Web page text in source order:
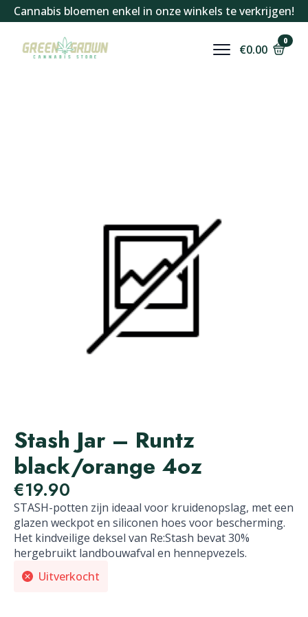
Cannabis bloemen enkel in onze winkels te verkrijgen!
€0.00
0
Stash Jar – Runtz
black/orange 4oz
€19.90
STASH-potten zijn ideaal voor kruidenopslag, met een
glazen weckpot en siliconen hoes voor bescherming.
Het kindveilige deksel van Re:Stash bevat 30%
hergebruikt landbouwafval en hennepvezels.
Uitverkocht